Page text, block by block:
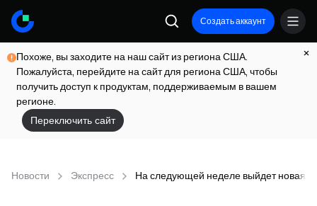
Создать аккаунт
Похоже, вы заходите на наш сайт из региона США.
Пожалуйста, перейдите на сайт для региона США, чтобы
получить доступ к продуктам, поддерживаемым в вашем
регионе.
Переключить сайт
Новости Экспресс На следующей неделе выйдет новая